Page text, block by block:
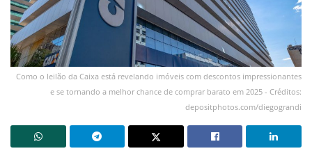
Como o leilão da Caixa está revelando imóveis com descontos impressionantes
e se tornando a melhor chance de comprar barato em 2025 - Créditos:
depositphotos.com/diegograndi